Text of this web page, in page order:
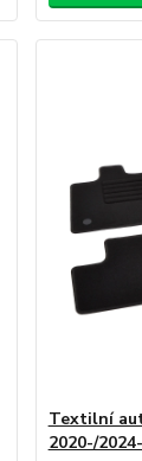
Textilní
2020-/